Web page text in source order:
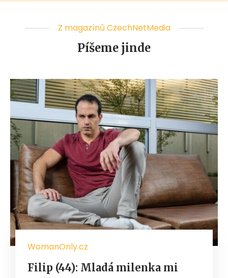
Z magazínů CzechNetMedia
Píšeme jinde
WomanOnly.cz
Filip (44): Mladá milenka mi